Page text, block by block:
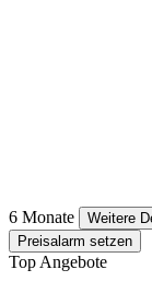
6 Monate
Weitere
Preisalarm setzen
Top Angebote